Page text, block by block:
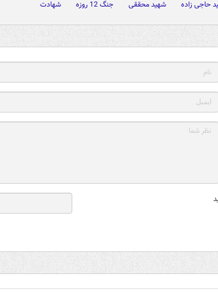
حاجی زاده شهید محققی جنگ 12 روزه شهادت